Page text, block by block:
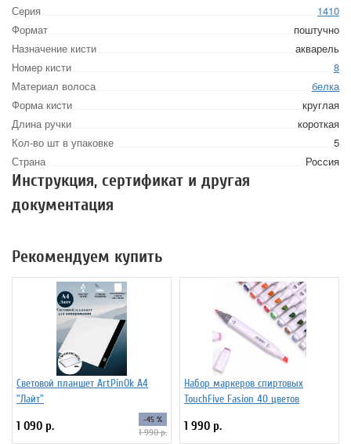
Серия
1410
Формат
поштучно
Назначение кисти
акварель
Номер кисти
8
Материал волоса
белка
Форма кисти
круглая
Длина ручки
короткая
Кол-во шт в упаковке
5
Страна
Россия
Инструкция, сертификат и другая
документация
Рекомендуем купить
Световой планшет ArtPinOk А4
"Лайт"
1 090 р. -45 %
1 990 р.
Набор маркеров спиртовых
TouchFive Fasion 40 цветов
1 990 р.